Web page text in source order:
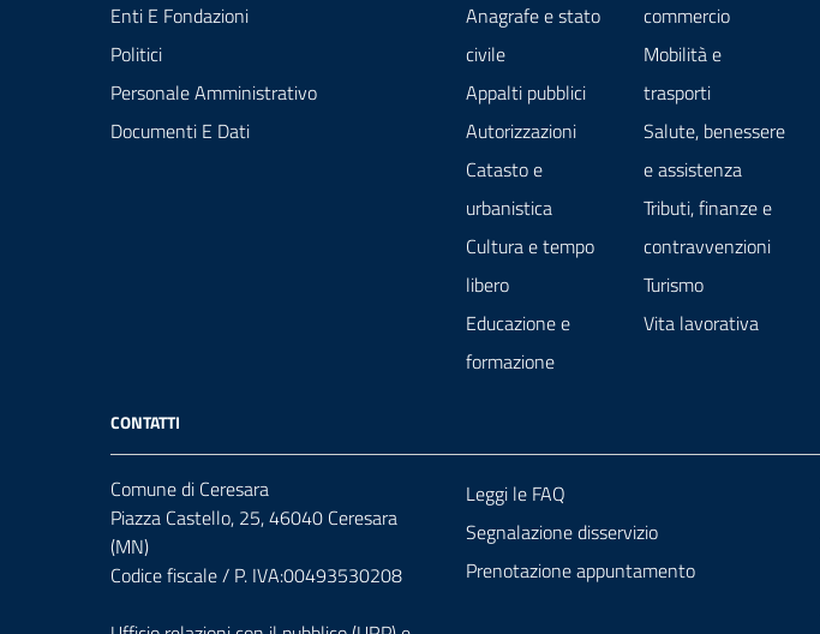
Enti E Fondazioni
Politici
Personale Amministrativo
Documenti E Dati
Anagrafe e stato
civile
Appalti pubblici
Autorizzazioni
Catasto e
urbanistica
Cultura e tempo
libero
Educazione e
formazione
commercio
Mobilità e
trasporti
Salute, benessere
e assistenza
Tributi, finanze e
contravvenzioni
Turismo
Vita lavorativa
CONTATTI
Comune di Ceresara
Piazza Castello, 25, 46040 Ceresara
(MN)
Codice fiscale / P. IVA:00493530208
Leggi le FAQ
Segnalazione disservizio
Prenotazione appuntamento